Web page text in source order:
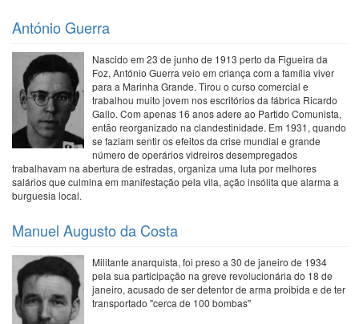
António Guerra
Nascido em 23 de junho de 1913 perto da Figueira da
Foz, António Guerra veio em criança com a família viver
para a Marinha Grande. Tirou o curso comercial e
trabalhou muito jovem nos escritórios da fábrica Ricardo
Gallo. Com apenas 16 anos adere ao Partido Comunista,
então reorganizado na clandestinidade. Em 1931, quando
se faziam sentir os efeitos da crise mundial e grande
número de operários vidreiros desempregados
trabalhavam na abertura de estradas, organiza uma luta por melhores
salários que culmina em manifestação pela vila, ação insólita que alarma a
burguesia local.
Manuel Augusto da Costa
Militante anarquista, foi preso a 30 de janeiro de 1934
pela sua participação na greve revolucionária do 18 de
janeiro, acusado de ser detentor de arma proibida e de ter
transportado "cerca de 100 bombas"